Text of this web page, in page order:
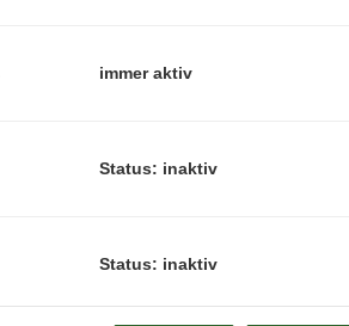
immer aktiv
Status: inaktiv
Status: inaktiv